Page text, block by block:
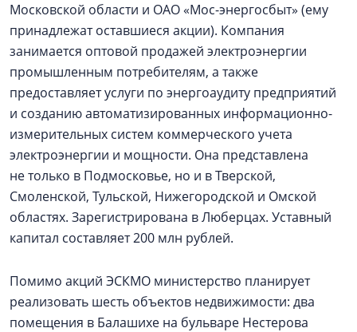
Московской области и ОАО «Мос-энергосбыт» (ему
принадлежат оставшиеся акции). Компания
занимается оптовой продажей электроэнергии
промышленным потребителям, а также
предоставляет услуги по энергоаудиту предприятий
и созданию автоматизированных информационно-
измерительных систем коммерческого учета
электроэнергии и мощности. Она представлена
не только в Подмосковье, но и в Тверской,
Смоленской, Тульской, Нижегородской и Омской
областях. Зарегистрирована в Люберцах. Уставный
капитал составляет 200 млн рублей.
Помимо акций ЭСКМО министерство планирует
реализовать шесть объектов недвижимости: два
помещения в Балашихе на бульваре Нестерова